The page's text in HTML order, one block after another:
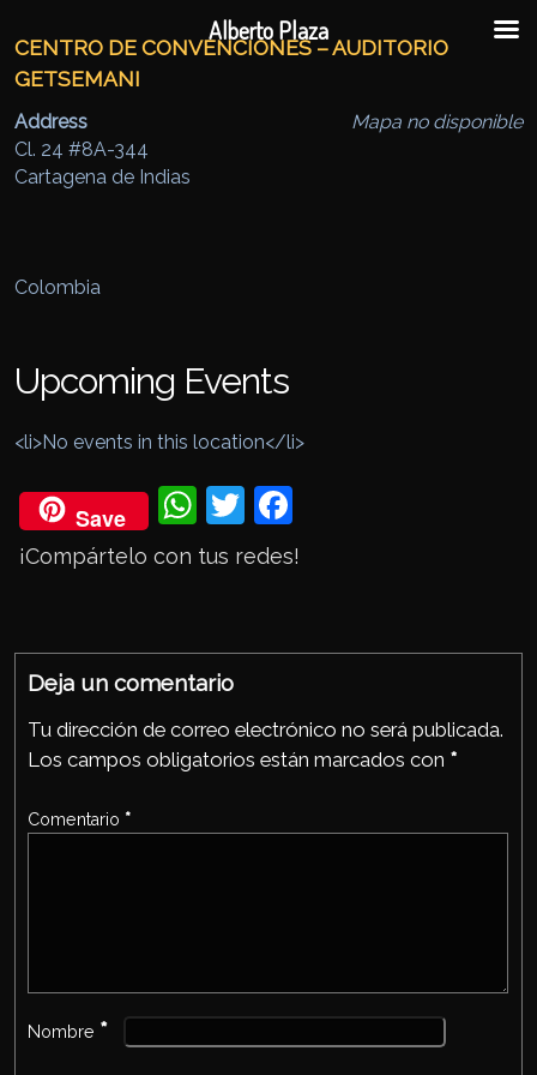
CENTRO DE CONVENCIONES – AUDITORIO
GETSEMANI
Mapa no disponible
Address
Cl. 24 #8A-344
Cartagena de Indias
Colombia
Upcoming Events
<li>No events in this location</li>
Save
Wh
ats
Twi
tter
eb
¡Compártelo con tus redes!
Deja un comentario
Tu dirección de correo electrónico no será publicada.
Los campos obligatorios están marcados con *
Comentario *
Nombre *
Alberto Plaza